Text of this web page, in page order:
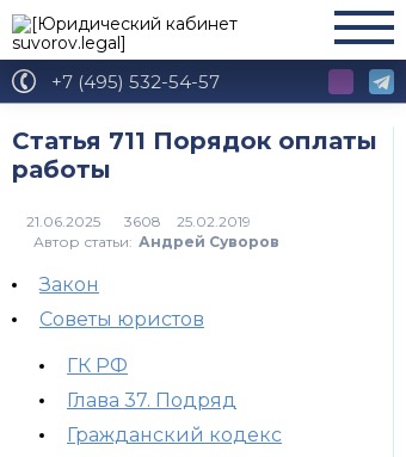
+7 (495) 532-54-57
Статья 711 Порядок оплаты
работы
3608
Автор статьи: Андрей Суворов
Закон
Советы юристов
ГК РФ
Глава 37. Подряд
Гражданский кодекс